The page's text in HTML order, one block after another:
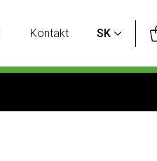
Kontakt SK